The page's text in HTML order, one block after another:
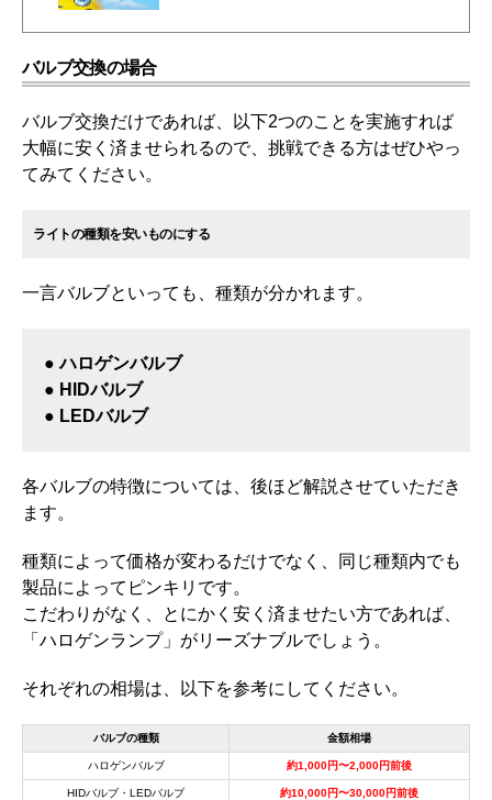
バルブ交換の場合
バルブ交換だけであれば、以下2つのことを実施すれば
大幅に安く済ませられるので、挑戦できる方はぜひやっ
てみてください。
ライトの種類を安いものにする
一言バルブといっても、種類が分かれます。
● ハロゲンバルブ
● HIDバルブ
● LEDバルブ
各バルブの特徴については、後ほど解説させていただき
ます。
種類によって価格が変わるだけでなく、同じ種類内でも
製品によってピンキリです。
こだわりがなく、とにかく安く済ませたい方であれば、
「ハロゲンランプ」がリーズナブルでしょう。
それぞれの相場は、以下を参考にしてください。
バルブの種類 金額相場
ハロゲンバルブ 約1,000円〜2,000円前後
HIDバルブ・LEDバルブ 約10,000円〜30,000円前後